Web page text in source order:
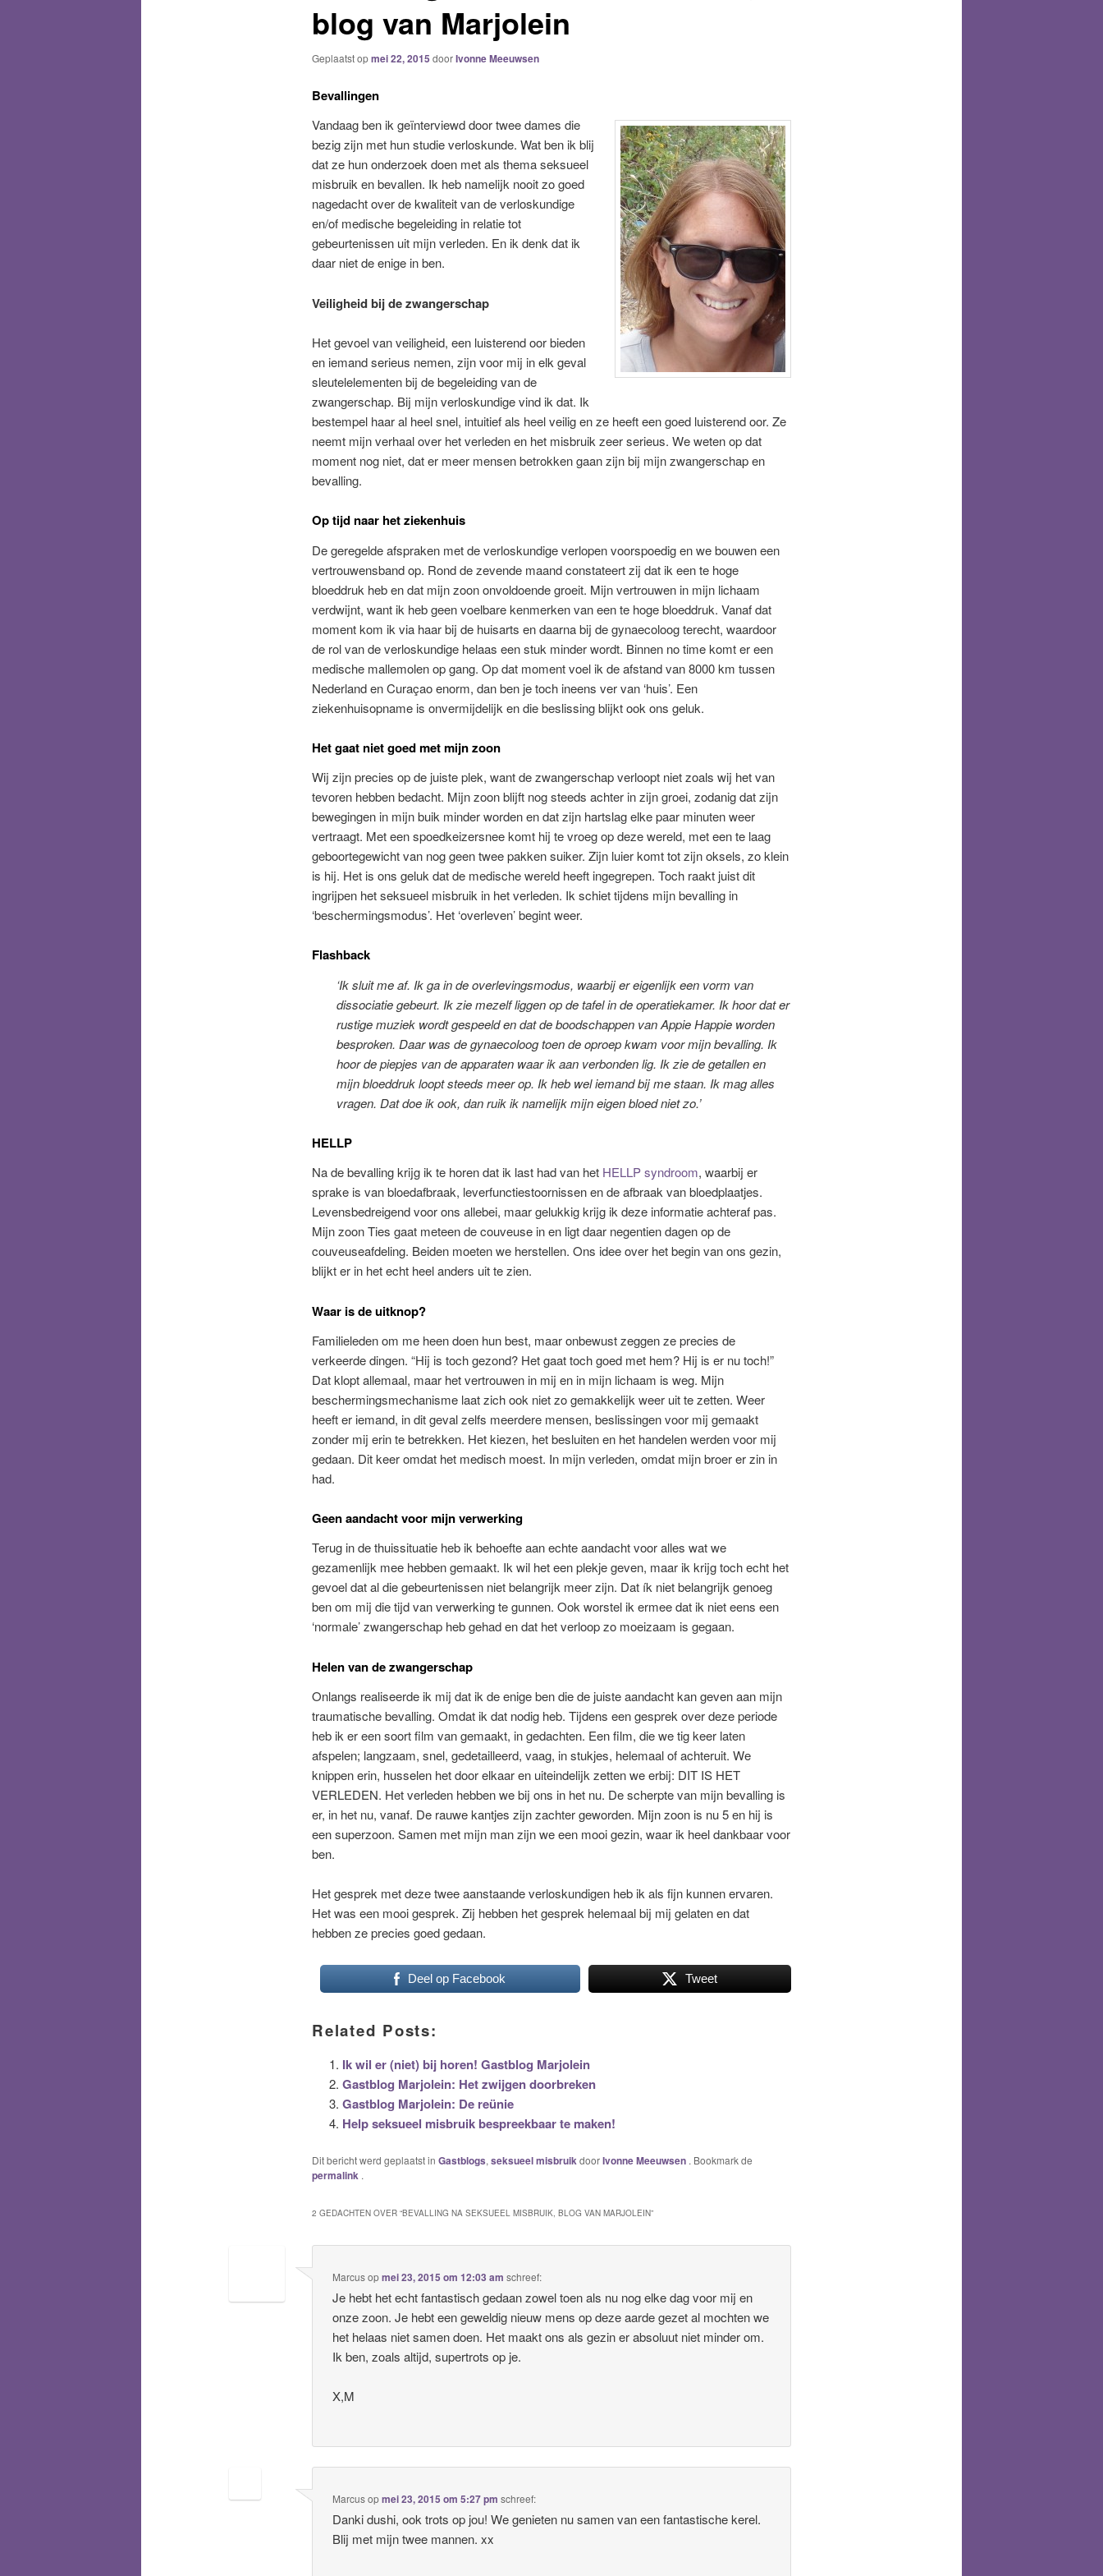
blog van Marjolein
Geplaatst opmei 22, 2015 doorIvonne Meeuwsen
Bevallingen
Vandaag ben ik geïnterviewd door twee dames die
bezig zijn met hun studie verloskunde. Wat ben ik blij
dat ze hun onderzoek doen met als thema seksueel
misbruik en bevallen. Ik heb namelijk nooit zo goed
nagedacht over de kwaliteit van de verloskundige
en/of medische begeleiding in relatie tot
gebeurtenissen uit mijn verleden. En ik denk dat ik
daar niet de enige in ben.
Veiligheid bij de zwangerschap
Het gevoel van veiligheid, een luisterend oor bieden
en iemand serieus nemen, zijn voor mij in elk geval
sleutelelementen bij de begeleiding van de
zwangerschap. Bij mijn verloskundige vind ik dat. Ik
bestempel haar al heel snel, intuitief als heel veilig en ze heeft een goed luisterend oor. Ze
neemt mijn verhaal over het verleden en het misbruik zeer serieus. We weten op dat
moment nog niet, dat er meer mensen betrokken gaan zijn bij mijn zwangerschap en
bevalling.
Op tijd naar het ziekenhuis
De geregelde afspraken met de verloskundige verlopen voorspoedig en we bouwen een
vertrouwensband op. Rond de zevende maand constateert zij dat ik een te hoge
bloeddruk heb en dat mijn zoon onvoldoende groeit. Mijn vertrouwen in mijn lichaam
verdwijnt, want ik heb geen voelbare kenmerken van een te hoge bloeddruk. Vanaf dat
moment kom ik via haar bij de huisarts en daarna bij de gynaecoloog terecht, waardoor
de rol van de verloskundige helaas een stuk minder wordt. Binnen no time komt er een
medische mallemolen op gang. Op dat moment voel ik de afstand van 8000 km tussen
Nederland en Curaçao enorm, dan ben je toch ineens ver van ‘huis’. Een
ziekenhuisopname is onvermijdelijk en die beslissing blijkt ook ons geluk.
Het gaat niet goed met mijn zoon
Wij zijn precies op de juiste plek, want de zwangerschap verloopt niet zoals wij het van
tevoren hebben bedacht. Mijn zoon blijft nog steeds achter in zijn groei, zodanig dat zijn
bewegingen in mijn buik minder worden en dat zijn hartslag elke paar minuten weer
vertraagt. Met een spoedkeizersnee komt hij te vroeg op deze wereld, met een te laag
geboortegewicht van nog geen twee pakken suiker. Zijn luier komt tot zijn oksels, zo klein
is hij. Het is ons geluk dat de medische wereld heeft ingegrepen. Toch raakt juist dit
ingrijpen het seksueel misbruik in het verleden. Ik schiet tijdens mijn bevalling in
‘beschermingsmodus’. Het ‘overleven’ begint weer.
Flashback
‘Ik sluit me af. Ik ga in de overlevingsmodus, waarbij er eigenlijk een vorm van
dissociatie gebeurt. Ik zie mezelf liggen op de tafel in de operatiekamer. Ik hoor dat er
rustige muziek wordt gespeeld en dat de boodschappen van Appie Happie worden
besproken. Daar was de gynaecoloog toen de oproep kwam voor mijn bevalling. Ik
hoor de piepjes van de apparaten waar ik aan verbonden lig. Ik zie de getallen en
mijn bloeddruk loopt steeds meer op. Ik heb wel iemand bij me staan. Ik mag alles
vragen. Dat doe ik ook, dan ruik ik namelijk mijn eigen bloed niet zo.’
HELLP
Na de bevalling krijg ik te horen dat ik last had van het HELLP syndroom, waarbij er
sprake is van bloedafbraak, leverfunctiestoornissen en de afbraak van bloedplaatjes.
Levensbedreigend voor ons allebei, maar gelukkig krijg ik deze informatie achteraf pas.
Mijn zoon Ties gaat meteen de couveuse in en ligt daar negentien dagen op de
couveuseafdeling. Beiden moeten we herstellen. Ons idee over het begin van ons gezin,
blijkt er in het echt heel anders uit te zien.
Waar is de uitknop?
Familieleden om me heen doen hun best, maar onbewust zeggen ze precies de
verkeerde dingen. “Hij is toch gezond? Het gaat toch goed met hem? Hij is er nu toch!”
Dat klopt allemaal, maar het vertrouwen in mij en in mijn lichaam is weg. Mijn
beschermingsmechanisme laat zich ook niet zo gemakkelijk weer uit te zetten. Weer
heeft er iemand, in dit geval zelfs meerdere mensen, beslissingen voor mij gemaakt
zonder mij erin te betrekken. Het kiezen, het besluiten en het handelen werden voor mij
gedaan. Dit keer omdat het medisch moest. In mijn verleden, omdat mijn broer er zin in
had.
Geen aandacht voor mijn verwerking
Terug in de thuissituatie heb ik behoefte aan echte aandacht voor alles wat we
gezamenlijk mee hebben gemaakt. Ik wil het een plekje geven, maar ik krijg toch echt het
gevoel dat al die gebeurtenissen niet belangrijk meer zijn. Dat ík niet belangrijk genoeg
ben om mij die tijd van verwerking te gunnen. Ook worstel ik ermee dat ik niet eens een
‘normale’ zwangerschap heb gehad en dat het verloop zo moeizaam is gegaan.
Helen van de zwangerschap
Onlangs realiseerde ik mij dat ik de enige ben die de juiste aandacht kan geven aan mijn
traumatische bevalling. Omdat ik dat nodig heb. Tijdens een gesprek over deze periode
heb ik er een soort film van gemaakt, in gedachten. Een film, die we tig keer laten
afspelen; langzaam, snel, gedetailleerd, vaag, in stukjes, helemaal of achteruit. We
knippen erin, husselen het door elkaar en uiteindelijk zetten we erbij: DIT IS HET
VERLEDEN. Het verleden hebben we bij ons in het nu. De scherpte van mijn bevalling is
er, in het nu, vanaf. De rauwe kantjes zijn zachter geworden. Mijn zoon is nu 5 en hij is
een superzoon. Samen met mijn man zijn we een mooi gezin, waar ik heel dankbaar voor
ben.
Het gesprek met deze twee aanstaande verloskundigen heb ik als fijn kunnen ervaren.
Het was een mooi gesprek. Zij hebben het gesprek helemaal bij mij gelaten en dat
hebben ze precies goed gedaan.
Deel op Facebook Tweet
Related Posts:
Ik wil er (niet) bij horen! Gastblog Marjolein
Gastblog Marjolein: Het zwijgen doorbreken
Gastblog Marjolein: De reünie
Help seksueel misbruik bespreekbaar te maken!
Dit bericht werd geplaatst in Gastblogs, seksueel misbruikdoorIvonne Meeuwsen . Bookmark de
permalink .
2 GEDACHTEN OVER “BEVALLING NA SEKSUEEL MISBRUIK, BLOG VAN MARJOLEIN”
Marcusopmei 23, 2015 om 12:03 am schreef:
Je hebt het echt fantastisch gedaan zowel toen als nu nog elke dag voor mij en
onze zoon. Je hebt een geweldig nieuw mens op deze aarde gezet al mochten we
het helaas niet samen doen. Het maakt ons als gezin er absoluut niet minder om.
Ik ben, zoals altijd, supertrots op je.
X,M
Marcusopmei 23, 2015 om 5:27 pm schreef:
Danki dushi, ook trots op jou! We genieten nu samen van een fantastische kerel.
Blij met mijn twee mannen. xx